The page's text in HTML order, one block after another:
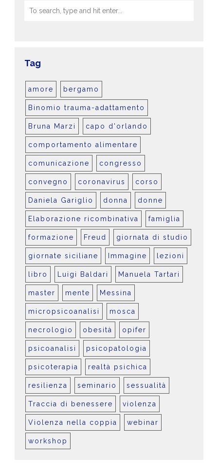
Tag
amore bergamo
Binomio trauma-adattamento
Bruna Marzi capo d'orlando
comportamento alimentare
comunicazione congresso
convegno coronavirus corso
Daniela Gariglio donna donne
Elaborazione ricombinativa famiglia
formazione Freud giornata di studio
giornate siciliane Immagine lezioni
libro Luigi Baldari Manuela Tartari
master mente Messina
micropsicoanalisi mosca
necrologio obesità opifer
psicoanalisi psicopatologia
psicoterapia realtà psichica
resilienza seminario sessualità
Traccia di benessere violenza
Violenza nella coppia webinar
workshop